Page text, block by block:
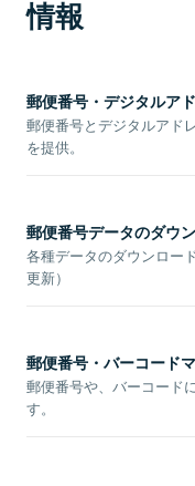
情報
郵便番号・デジタルア
郵便番号とデジタルアド
を提供。
郵便番号データのダウ
各種データのダウンロー
更新）
郵便番号・バーコード
郵便番号や、バーコード
す。